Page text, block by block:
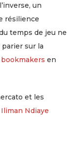
un
résilience
temps de jeu ne
sur la
bookmakers en
et les
Iliman Ndiaye